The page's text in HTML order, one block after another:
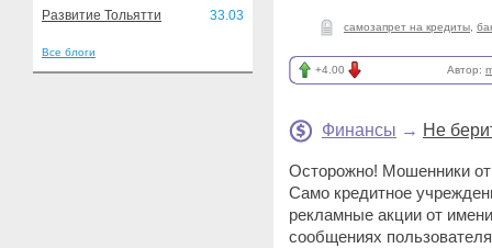
Развитие Тольятти 33.03
Все блоги
самозапрет на кредиты
+4.00 Автор:
Финансы → Не
Осторожно! Мошенники от
Само кредитное
рекламные акции от
сообщениях